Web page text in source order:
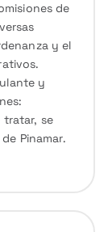
de
y el
y
tratar, se
Pinamar.